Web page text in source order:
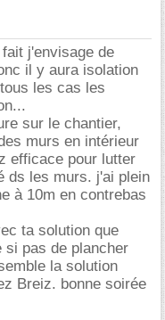
j'envisage de
il y aura isolation
les cas les
sur le chantier,
murs en intérieur
efficace pour lutter
ds les murs. j'ai plein
à 10m en contrebas
ta solution que
si pas de plancher
la solution
Breiz. bonne soirée